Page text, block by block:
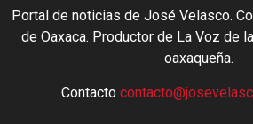
Portal de noticias de José Velasco.
de Oaxaca. Productor de La Voz de
oaxaqueña.
Contacto